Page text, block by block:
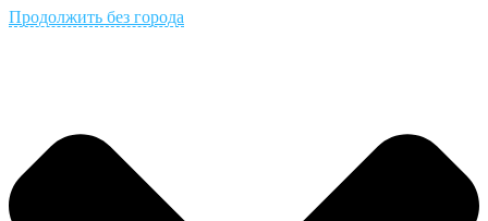
Продолжить без города